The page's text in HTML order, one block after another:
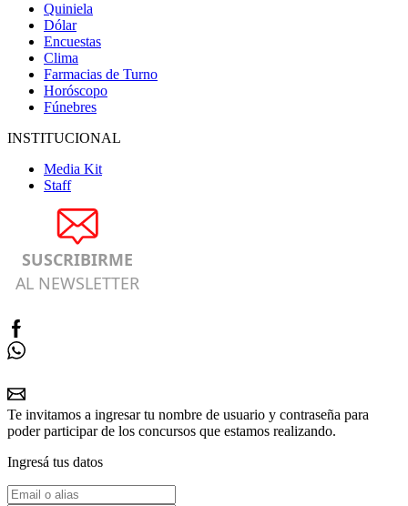
Quiniela
Dólar
Encuestas
Clima
Farmacias de Turno
Horóscopo
Fúnebres
INSTITUCIONAL
Media Kit
Staff
SUSCRIBIRME
AL NEWSLETTER
Te invitamos a ingresar tu nombre de usuario y contraseña para
poder participar de los concursos que estamos realizando.
Ingresá tus datos